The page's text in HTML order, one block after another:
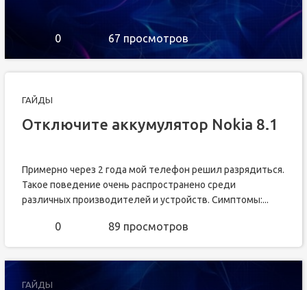
0 67 просмотров
ГАЙДЫ
Отключите аккумулятор Nokia 8.1
Примерно через 2 года мой телефон решил разрядиться.
Такое поведение очень распространено среди
различных производителей и устройств. Симптомы:...
0 89 просмотров
ГАЙДЫ